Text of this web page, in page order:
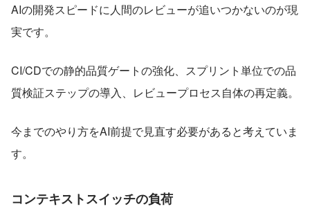
AIの開発スピードに人間のレビューが追いつかないのが現
実です。
CI/CDでの静的品質ゲートの強化、スプリント単位での品
質検証ステップの導入、レビュープロセス自体の再定義。
今までのやり方をAI前提で見直す必要があると考えていま
す。
コンテキストスイッチの負荷